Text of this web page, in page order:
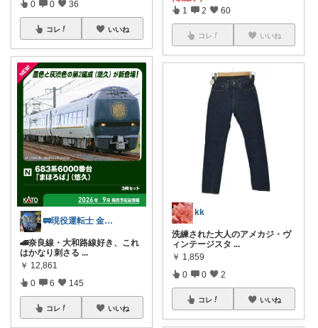
0 0 36
コレ いいね
🚃現役運転士 金魚🐠
🚄奈良線・大和路線好き、これ
はかなり刺さる ...
￥ 12,861
0 6 145
コレ いいね
1 2 60
コレ いいね
kk
洗練された大人のアメカジ・ヴ
ィンテージスタ ...
￥ 1,859
0 0 2
コレ いいね